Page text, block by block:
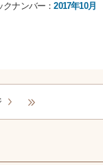
クナンバー：2017年10月